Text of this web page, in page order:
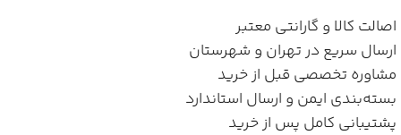
اصالت کالا و گارانتی معتبر
ارسال سریع در تهران و شهرستان
مشاوره تخصصی قبل از خرید
بسته‌بندی ایمن و ارسال استاندارد
پشتیبانی کامل پس از خرید